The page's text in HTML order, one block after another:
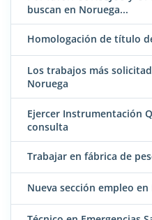
buscan en Noruega...
Homologación de título
Los trabajos más
Noruega
Ejercer Instrumentación
consulta
Trabajar en fábrica de
Nueva sección empleo en